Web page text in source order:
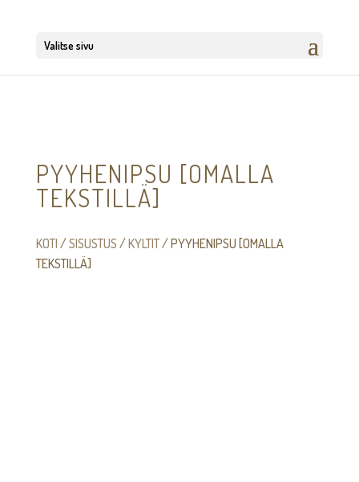
Valitse sivu
PYYHENIPSU [OMALLA
TEKSTILLÄ]
KOTI /SISUSTUS /KYLTIT/ PYYHENIPSU [OMALLA
TEKSTILLÄ]